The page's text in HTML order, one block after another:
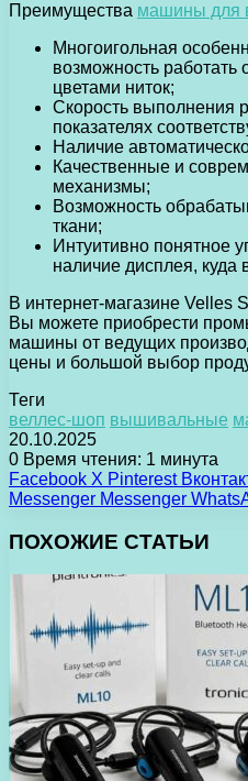
Преимущества машины для
Многоигольная
возможность
цветами ниток;
Скорость выполнения
показателях
Наличие
Качественные и
механизмы;
Возможность
ткани;
Интуитивно понятное
наличие дисплея,
В интернет-магазине Velles
Вы можете приобрести
машины от ведущих
цены и большой выбор
Теги
веллес-шоп вышивальные
20.10.2025
0 Время чтения: 1 минута
Facebook X Pinterest
Messenger Messenger
ПОХОЖИЕ СТАТЬИ